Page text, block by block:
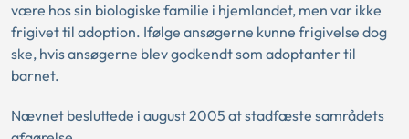
være hos sin biologiske familie i hjemlandet, men var ikke
frigivet til adoption. Ifølge ansøgerne kunne frigivelse dog
ske, hvis ansøgerne blev godkendt som adoptanter til
barnet.
Nævnet besluttede i august 2005 at stadfæste samrådets